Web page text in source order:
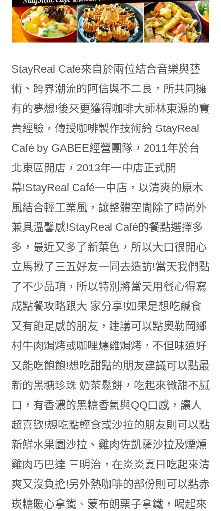
StayReal Café來自於兩位結合音樂與藝
術、跨界潮流的阿信與不二良，所共同擁
有的夢想!後來更獲得咖啡大師林東源的寶
貴經驗，傳授咖啡製作技術給 StayReal
Café by GABEE經營團隊，2011年於台
北東區開店，2013年一中店正式開
幕!StayReal Café一中店，以清爽的原木
風結合輕工業風，讓整體空間除了時尚外
兼具溫馨感!StayReal Café的餐點選擇多
多，最近又多了新菜色，所以大口很開心
立馬揪了三五好友一同去造訪!當天我們點
了不少品項，所以特別將當天用餐心得寫
成點餐攻略跟大 家分享!如果是想吃鹹食
又有飽足感的朋友，建議可以點奧勒岡鄉
村牛肉焗烤或咖哩燻雞焗烤，不但味道好
又能吃飽飽!想吃甜點的朋友建議可以點最
新的黑糖珍珠 奶茶鬆餅，吃起來微甜不膩
口，有香濃的黑糖香氣與QQ口感，讓人
超喜歡!想吃點輕食或沙拉的朋友則可以點
新鮮水果園沙拉、雞肉佐凱薩沙拉及煙燻
雞肉巧巴達 三明治，在炎炎夏日吃起來清
爽又沒負擔!另外熱咖啡的部份則可以點赤
崁糖暖心拿鐵、蒙布朗栗子拿鐵，喝起來